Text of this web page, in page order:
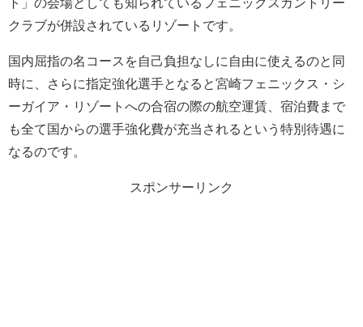
クラブが併設されているリゾートです。
国内屈指の名コースを自己負担なしに自由に使えるのと同
時に、さらに指定強化選手となると宮崎フェニックス・シ
ーガイア・リゾートへの合宿の際の航空運賃、宿泊費まで
も全て国からの選手強化費が充当されるという特別待遇に
なるのです。
スポンサーリンク